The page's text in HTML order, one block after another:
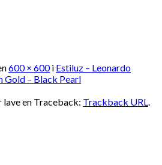
600 × 600i Estiluz – Leonardo
Gold – Black Pearl
lave en Traceback: Trackback URL.